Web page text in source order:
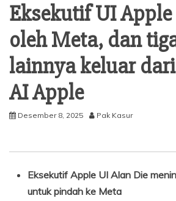
Eksekutif UI
oleh Meta, dan
lainnya keluar
AI Apple
Desember 8, 2025 Pak Kasur
Eksekutif Apple UI Alan Die
untuk pindah ke Meta